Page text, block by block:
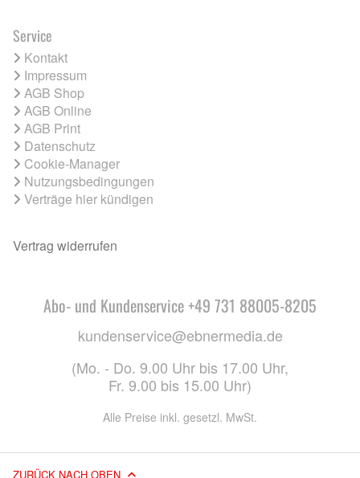
Service
Kontakt
Impressum
AGB Shop
AGB Online
AGB Print
Datenschutz
Cookie-Manager
Nutzungsbedingungen
Verträge hier kündigen
Vertrag widerrufen
Abo- und Kundenservice +49 731 88005-8205
kundenservice@ebnermedia.de
(Mo. - Do. 9.00 Uhr bis 17.00 Uhr,
Fr. 9.00 bis 15.00 Uhr)
Alle Preise inkl. gesetzl. MwSt.
ZURÜCK NACH OBEN